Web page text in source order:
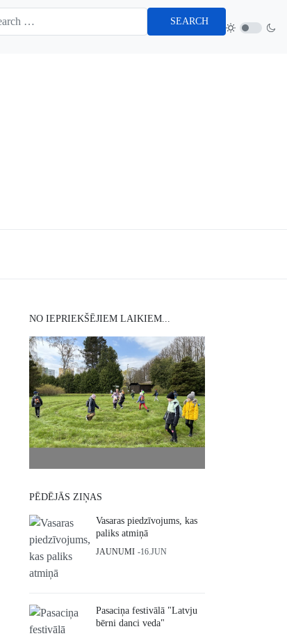
SEARCH
NO IEPRIEKŠĒJIEM LAIKIEM...
PĒDĒJĀS ZIŅAS
Vasaras piedzīvojums, kas
paliks atmiņā
JAUNUMI 16.JUN
Pasaciņa festivālā "Latvju
bērni danci veda"